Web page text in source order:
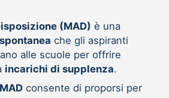
(MAD) è una
che gli aspiranti
alle scuole per offrire
incarichi di supplenza.
consente di proporsi per